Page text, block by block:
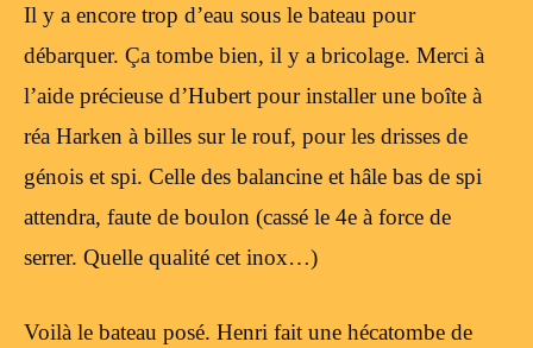
Il y a encore trop d’eau sous le bateau pour
débarquer. Ça tombe bien, il y a bricolage. Merci à
l’aide précieuse d’Hubert pour installer une boîte à
réa Harken à billes sur le rouf, pour les drisses de
génois et spi. Celle des balancine et hâle bas de spi
attendra, faute de boulon (cassé le 4e à force de
serrer. Quelle qualité cet inox…)
Voilà le bateau posé. Henri fait une hécatombe de